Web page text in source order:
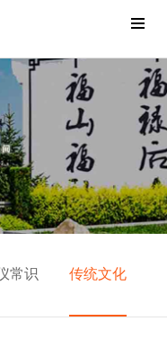
常识 传统文化